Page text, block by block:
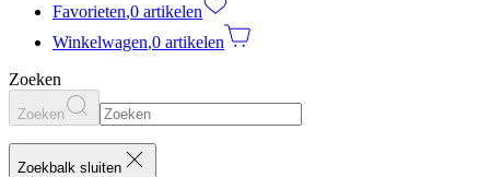
Favorieten,0 artikelen
Winkelwagen,0 artikelen
Zoeken
Zoeken
Zoekbalk sluiten